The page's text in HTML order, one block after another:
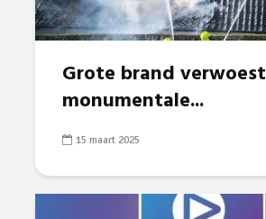
Grote brand verwoest
monumentale...
15 maart 2025